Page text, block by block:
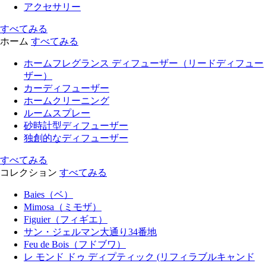
アクセサリー
すべてみる
ホーム すべてみる
ホームフレグランス ディフューザー（リードディフュー
ザー）
カーディフューザー
ホームクリーニング
ルームスプレー
砂時計型ディフューザー
独創的なディフューザー
すべてみる
コレクション すべてみる
Baies（ベ）
Mimosa（ミモザ）
Figuier（フィギエ）
サン・ジェルマン大通り34番地
Feu de Bois（フドブワ）
レ モンド ドゥ ディプティック (リフィラブルキャンド